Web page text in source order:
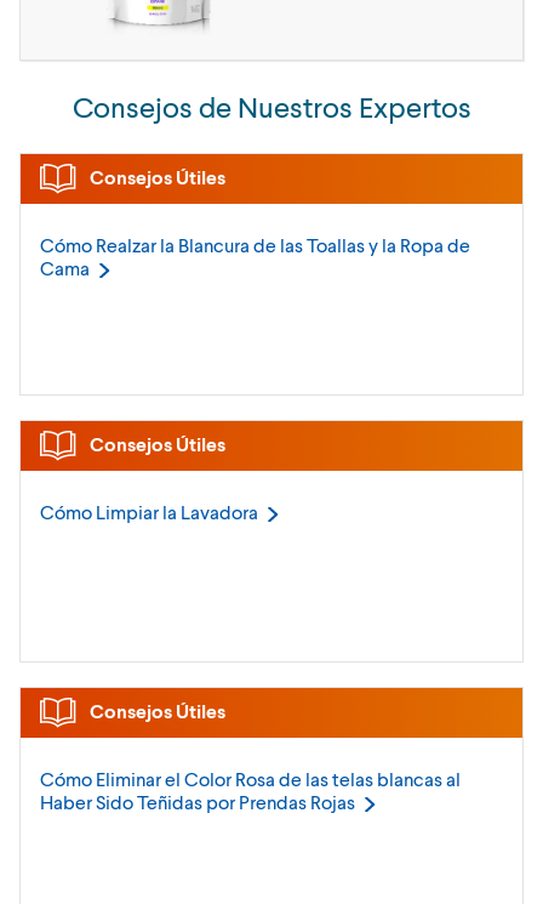
Consejos de Nuestros Expertos
Consejos Útiles
Cómo Realzar la Blancura de las Toallas y la Ropa de
Cama
Consejos Útiles
Cómo Limpiar la Lavadora
Consejos Útiles
Cómo Eliminar el Color Rosa de las telas blancas al
Haber Sido Teñidas por Prendas Rojas